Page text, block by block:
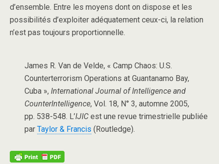
d’ensemble. Entre les moyens dont on dispose et les
possibilités d’exploiter adéquatement ceux-ci, la relation
n’est pas toujours proportionnelle.
James R. Van de Velde, « Camp Chaos: U.S.
Counterterrorism Operations at Guantanamo Bay,
Cuba », International Journal of Intelligence and
CounterIntelligence, Vol. 18, N° 3, automne 2005,
pp. 538-548. L’IJIC est une revue trimestrielle publiée
par Taylor & Francis (Routledge).